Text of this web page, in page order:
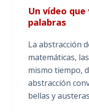
Un vídeo
palabras
La abstracción
matemáticas,
mismo tiempo,
abstracción
bellas y